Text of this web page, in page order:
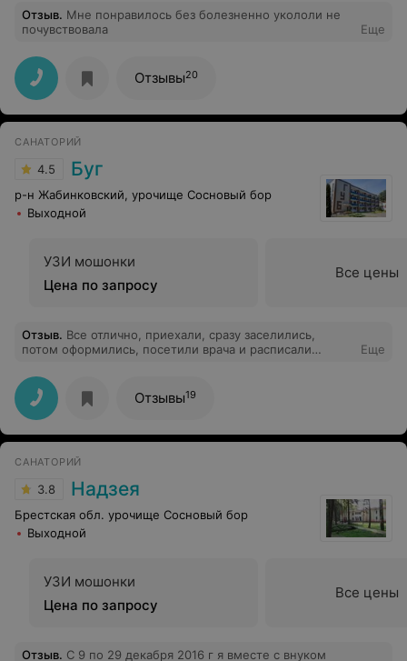
Отзыв. Мне понравилось без болезненно укололи не
почувствовала
Еще
Отзывы20
САНАТОРИЙ
4.5 Буг
р-н Жабинковский, урочище Сосновый бор
Выходной
УЗИ мошонки
Цена по запросу
Все цены
Отзыв. Все отлично, приехали, сразу заселились,
потом оформились, посетили врача и расписали
Еще
Отзывы19
САНАТОРИЙ
3.8 Надзея
Брестская обл. урочище Сосновый бор
Выходной
УЗИ мошонки
Цена по запросу
Все цены
Отзыв. С 9 по 29 декабря 2016 г я вместе с внуком